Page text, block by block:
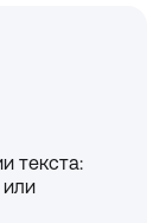
текста:
или